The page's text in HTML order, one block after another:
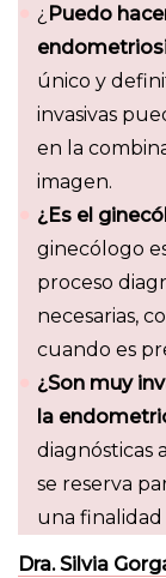
¿ Puedo
único y
invasivas
en la
imagen.
¿Es el
ginecólogo
proceso
necesarias,
cuando es
¿Son muy
la
diagnósticas
se reserva
una
Dra. Silvia